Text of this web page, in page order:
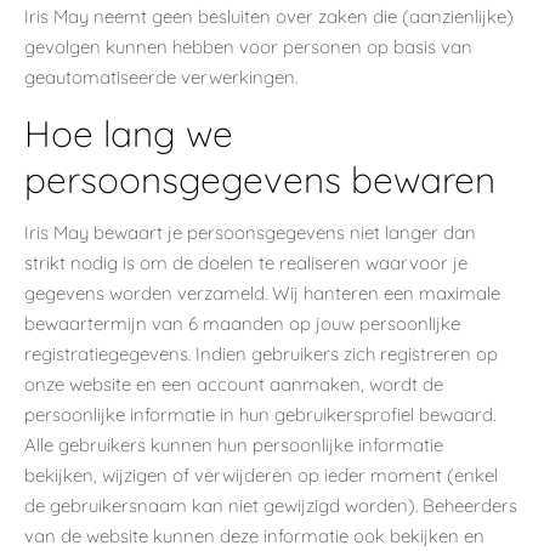
Iris May neemt geen besluiten over zaken die (aanzienlijke)
gevolgen kunnen hebben voor personen op basis van
geautomatiseerde verwerkingen.
Hoe lang we
persoonsgegevens bewaren
Iris May bewaart je persoonsgegevens niet langer dan
strikt nodig is om de doelen te realiseren waarvoor je
gegevens worden verzameld. Wij hanteren een maximale
bewaartermijn van 6 maanden op jouw persoonlijke
registratiegegevens. Indien gebruikers zich registreren op
onze website en een account aanmaken, wordt de
persoonlijke informatie in hun gebruikersprofiel bewaard.
Alle gebruikers kunnen hun persoonlijke informatie
bekijken, wijzigen of verwijderen op ieder moment (enkel
de gebruikersnaam kan niet gewijzigd worden). Beheerders
van de website kunnen deze informatie ook bekijken en